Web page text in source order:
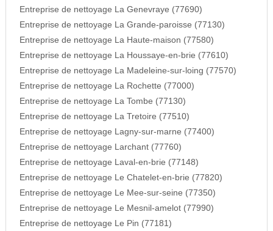
Entreprise de nettoyage La Genevraye (77690)
Entreprise de nettoyage La Grande-paroisse (77130)
Entreprise de nettoyage La Haute-maison (77580)
Entreprise de nettoyage La Houssaye-en-brie (77610)
Entreprise de nettoyage La Madeleine-sur-loing (77570)
Entreprise de nettoyage La Rochette (77000)
Entreprise de nettoyage La Tombe (77130)
Entreprise de nettoyage La Tretoire (77510)
Entreprise de nettoyage Lagny-sur-marne (77400)
Entreprise de nettoyage Larchant (77760)
Entreprise de nettoyage Laval-en-brie (77148)
Entreprise de nettoyage Le Chatelet-en-brie (77820)
Entreprise de nettoyage Le Mee-sur-seine (77350)
Entreprise de nettoyage Le Mesnil-amelot (77990)
Entreprise de nettoyage Le Pin (77181)